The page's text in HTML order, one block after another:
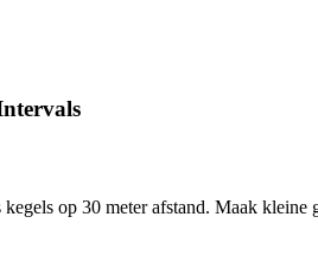
kegels op 30 meter afstand. Maak